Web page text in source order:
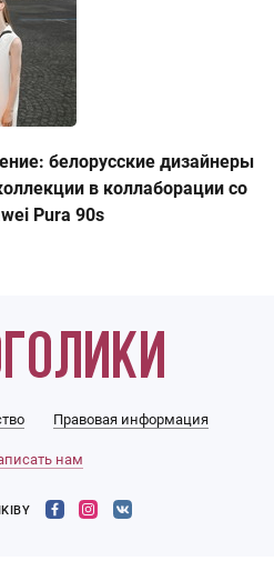
белорусские дизайнеры
в коллаборации со
Pura 90s
Правовая информация
нам